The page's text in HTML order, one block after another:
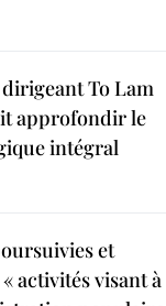
To Lam
approfondir le
intégral
et
activités visant à